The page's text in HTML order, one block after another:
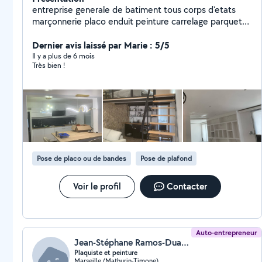
entreprise generale de batiment tous corps d'etats
marçonnerie placo enduit peinture carrelage parquets
Dernier avis laissé par Marie : 5/5
Il y a plus de 6 mois
Très bien !
Pose de placo ou de bandes Pose de plafond
Voir le profil Contacter
Auto-entrepreneur
Jean-Stéphane Ramos-Duarte (RAMOS-DUARTE)
Plaquiste et peinture